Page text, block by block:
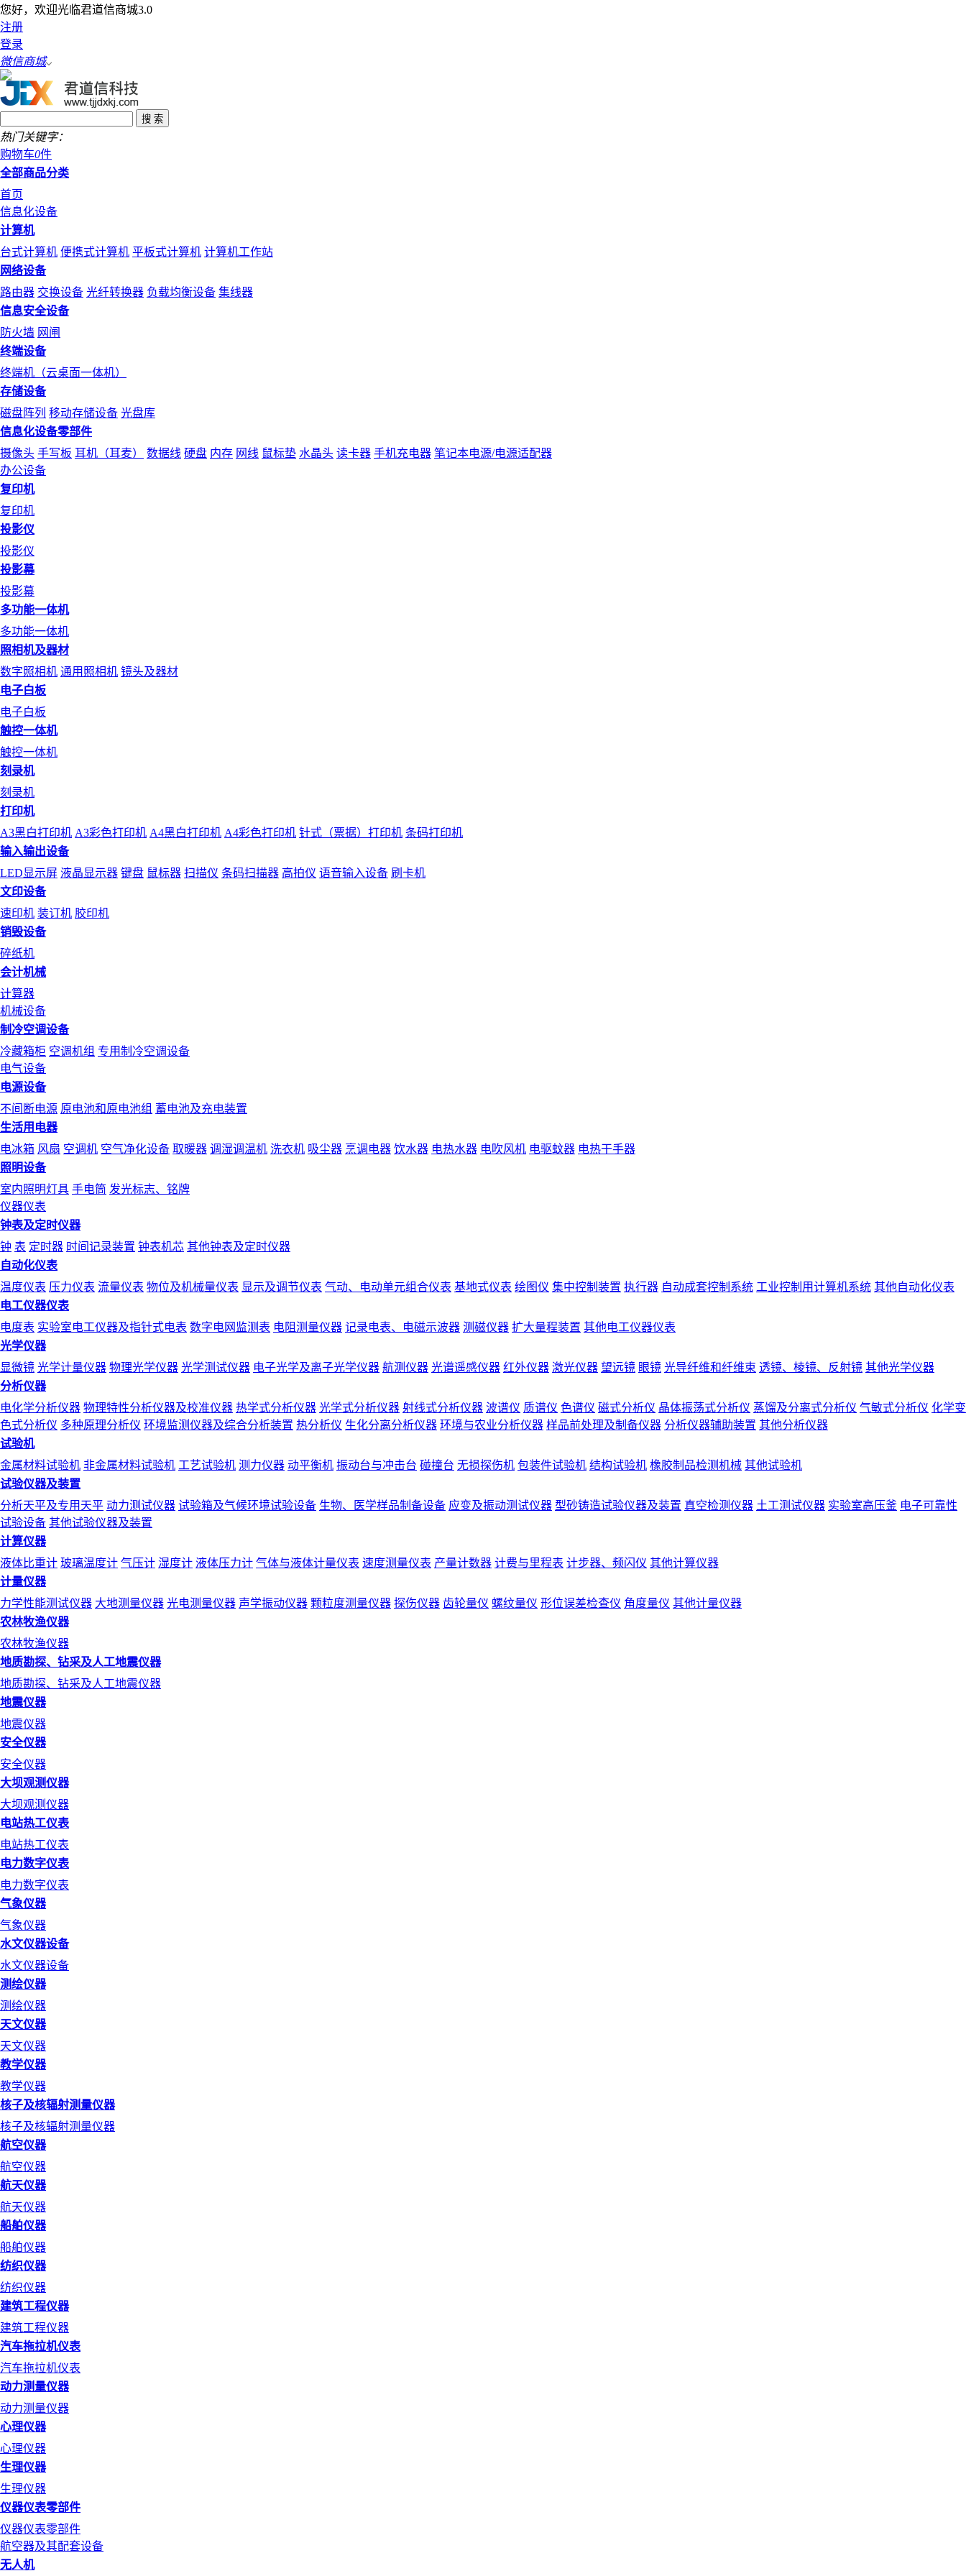
您好，欢迎光临君道信商城3.0
注册
登录
微信商城
热门关键字：
购物车0件
全部商品分类
首页
信息化设备
计算机
台式计算机 便携式计算机 平板式计算机 计算机工作站
网络设备
路由器 交换设备 光纤转换器 负载均衡设备 集线器
信息安全设备
防火墙 网闸
终端设备
终端机（云桌面一体机）
存储设备
磁盘阵列 移动存储设备 光盘库
信息化设备零部件
摄像头 手写板 耳机（耳麦） 数据线 硬盘 内存 网线 鼠标垫 水晶头 读卡器 手机充电器 笔记本电源/电源适配器
办公设备
复印机
复印机
投影仪
投影仪
投影幕
投影幕
多功能一体机
多功能一体机
照相机及器材
数字照相机 通用照相机 镜头及器材
电子白板
电子白板
触控一体机
触控一体机
刻录机
刻录机
打印机
A3黑白打印机 A3彩色打印机 A4黑白打印机 A4彩色打印机 针式（票据）打印机 条码打印机
输入输出设备
LED显示屏 液晶显示器 键盘 鼠标器 扫描仪 条码扫描器 高拍仪 语音输入设备 刷卡机
文印设备
速印机 装订机 胶印机
销毁设备
碎纸机
会计机械
计算器
机械设备
制冷空调设备
冷藏箱柜 空调机组 专用制冷空调设备
电气设备
电源设备
不间断电源 原电池和原电池组 蓄电池及充电装置
生活用电器
电冰箱 风扇 空调机 空气净化设备 取暖器 调湿调温机 洗衣机 吸尘器 烹调电器 饮水器 电热水器 电吹风机 电驱蚊器 电热干手器
照明设备
室内照明灯具 手电筒 发光标志、铭牌
仪器仪表
钟表及定时仪器
钟 表 定时器 时间记录装置 钟表机芯 其他钟表及定时仪器
自动化仪表
温度仪表 压力仪表 流量仪表 物位及机械量仪表 显示及调节仪表 气动、电动单元组合仪表 基地式仪表 绘图仪 集中控制装置 执行器 自动成套控制系统 工业控制用计算机系统 其他自动化仪表
电工仪器仪表
电度表 实验室电工仪器及指针式电表 数字电网监测表 电阻测量仪器 记录电表、电磁示波器 测磁仪器 扩大量程装置 其他电工仪器仪表
光学仪器
显微镜 光学计量仪器 物理光学仪器 光学测试仪器 电子光学及离子光学仪器 航测仪器 光谱遥感仪器 红外仪器 激光仪器 望远镜 眼镜 光导纤维和纤维束 透镜、棱镜、反射镜 其他光学仪器
分析仪器
电化学分析仪器 物理特性分析仪器及校准仪器 热学式分析仪器 光学式分析仪器 射线式分析仪器 波谱仪 质谱仪 色谱仪 磁式分析仪 晶体振荡式分析仪 蒸馏及分离式分析仪 气敏式分析仪 化学变
色式分析仪 多种原理分析仪 环境监测仪器及综合分析装置 热分析仪 生化分离分析仪器 环境与农业分析仪器 样品前处理及制备仪器 分析仪器辅助装置 其他分析仪器
试验机
金属材料试验机 非金属材料试验机 工艺试验机 测力仪器 动平衡机 振动台与冲击台 碰撞台 无损探伤机 包装件试验机 结构试验机 橡胶制品检测机械 其他试验机
试验仪器及装置
分析天平及专用天平 动力测试仪器 试验箱及气候环境试验设备 生物、医学样品制备设备 应变及振动测试仪器 型砂铸造试验仪器及装置 真空检测仪器 土工测试仪器 实验室高压釜 电子可靠性
试验设备 其他试验仪器及装置
计算仪器
液体比重计 玻璃温度计 气压计 湿度计 液体压力计 气体与液体计量仪表 速度测量仪表 产量计数器 计费与里程表 计步器、频闪仪 其他计算仪器
计量仪器
力学性能测试仪器 大地测量仪器 光电测量仪器 声学振动仪器 颗粒度测量仪器 探伤仪器 齿轮量仪 螺纹量仪 形位误差检查仪 角度量仪 其他计量仪器
农林牧渔仪器
农林牧渔仪器
地质勘探、钻采及人工地震仪器
地质勘探、钻采及人工地震仪器
地震仪器
地震仪器
安全仪器
安全仪器
大坝观测仪器
大坝观测仪器
电站热工仪表
电站热工仪表
电力数字仪表
电力数字仪表
气象仪器
气象仪器
水文仪器设备
水文仪器设备
测绘仪器
测绘仪器
天文仪器
天文仪器
教学仪器
教学仪器
核子及核辐射测量仪器
核子及核辐射测量仪器
航空仪器
航空仪器
航天仪器
航天仪器
船舶仪器
船舶仪器
纺织仪器
纺织仪器
建筑工程仪器
建筑工程仪器
汽车拖拉机仪表
汽车拖拉机仪表
动力测量仪器
动力测量仪器
心理仪器
心理仪器
生理仪器
生理仪器
仪器仪表零部件
仪器仪表零部件
航空器及其配套设备
无人机